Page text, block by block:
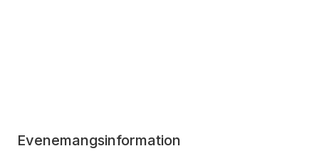
Evenemangsinformation